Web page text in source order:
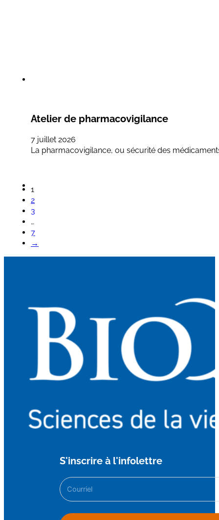
Atelier de pharmacovigilance
7 juillet 2026
La pharmacovigilance, ou sécurité des
1
2
3
…
7
→
S'inscrire à l'infolettre